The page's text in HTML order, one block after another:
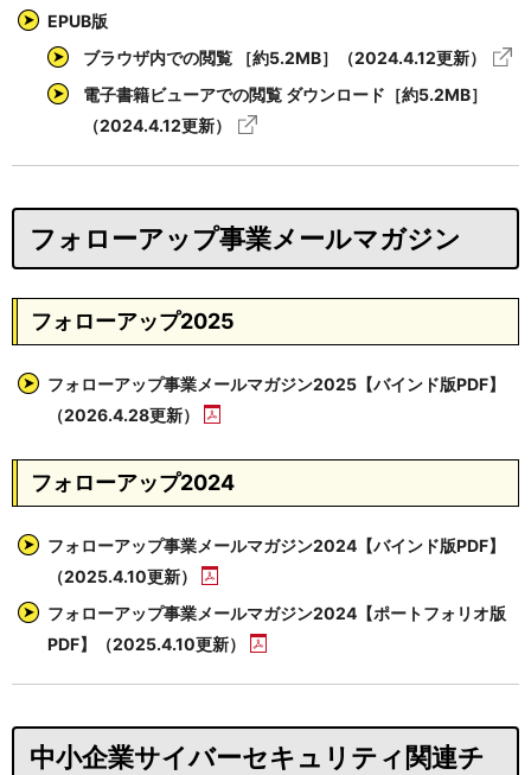
EPUB版
ブラウザ内での閲覧 ［約5.2MB］（2024.4.12更新）
電子書籍ビューアでの閲覧 ダウンロード［約5.2MB］
（2024.4.12更新）
フォローアップ事業メールマガジン
フォローアップ2025
フォローアップ事業メールマガジン2025【バインド版PDF】
（2026.4.28更新）
フォローアップ2024
フォローアップ事業メールマガジン2024【バインド版PDF】
（2025.4.10更新）
フォローアップ事業メールマガジン2024【ポートフォリオ版
PDF】（2025.4.10更新）
中小企業サイバーセキュリティ関連チ